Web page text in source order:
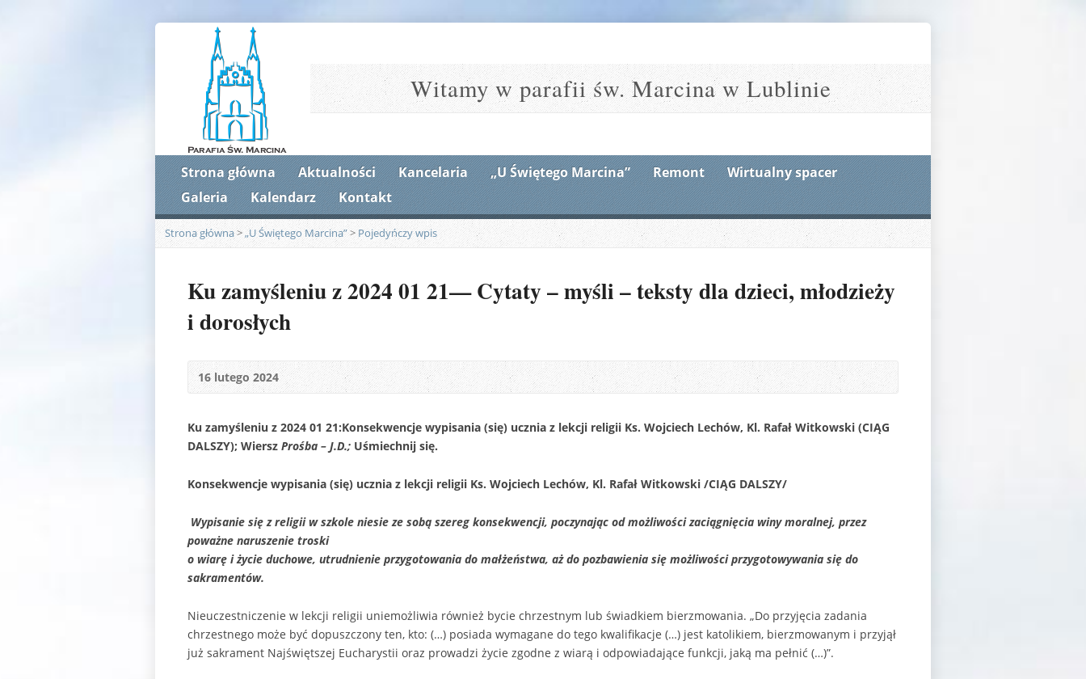
Witamy w parafii św. Marcina w Lublinie
Strona główna Aktualności Kancelaria „U Świętego Marcina” Remont
Wirtualny spacer
Galeria
Kalendarz Kontakt
Strona główna>„U Świętego Marcina”> Pojedyńczy wpis
Ku zamyśleniu z 2024 01 21— Cytaty – myśli – teksty dla dzieci, młodzieży
i dorosłych
16 lutego 2024
Ku zamyśleniu z 2024 01 21:Konsekwencje wypisania (się) ucznia z lekcji religii Ks. Wojciech Lechów, Kl. Rafał Witkowski (CIĄG
DALSZY); Wiersz Prośba – J.D.; Uśmiechnij się.
Konsekwencje wypisania (się) ucznia z lekcji religii Ks. Wojciech Lechów, Kl. Rafał Witkowski /CIĄG DALSZY/
Wypisanie się z religii w szkole niesie ze sobą szereg konsekwencji, poczynając od możliwości zaciągnięcia winy moralnej, przez
poważne naruszenie troski
o wiarę i życie duchowe, utrudnienie przygotowania do małżeństwa, aż do pozbawienia się możliwości przygotowywania się do
sakramentów.
Nieuczestniczenie w lekcji religii uniemożliwia również bycie chrzestnym lub świadkiem bierzmowania. „Do przyjęcia zadania
chrzestnego może być dopuszczony ten, kto: (…) posiada wymagane do tego kwalifikacje (…) jest katolikiem, bierzmowanym i przyjął
już sakrament Najświętszej Eucharystii oraz prowadzi życie zgodne z wiarą i odpowiadające funkcji, jaką ma pełnić (…)”.